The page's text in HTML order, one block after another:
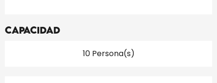
Capacidad
10 Persona(s)